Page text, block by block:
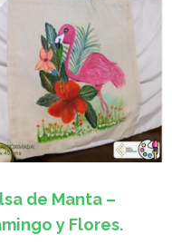
de Manta –
y Flores.